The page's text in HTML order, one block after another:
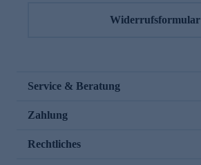
Widerrufsformular
Service & Beratung
Zahlung
Rechtliches